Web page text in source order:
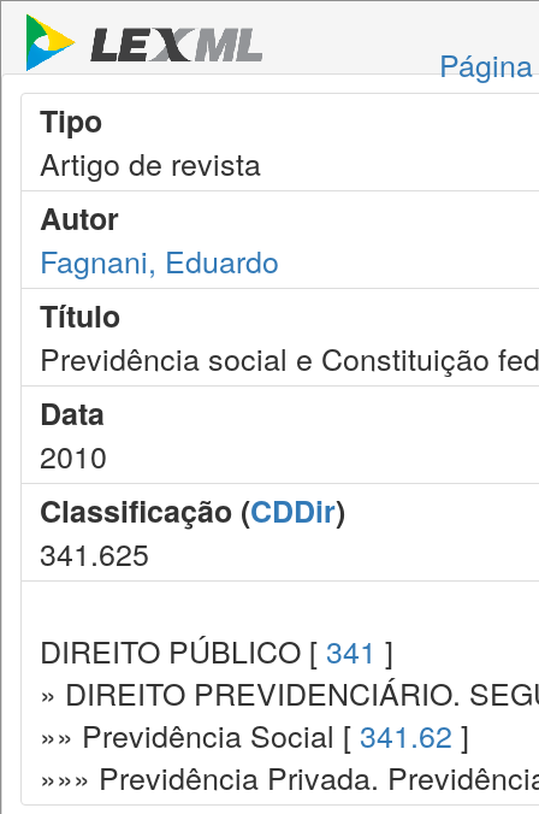
Tipo
Artigo de revista
Autor
Fagnani, Eduardo
Título
Previdência social e Constituição
Data
2010
Classificação (CDDir)
341.625
DIREITO PÚBLICO [ 341 ]
» DIREITO PREVIDENCIÁRIO.
»» Previdência Social [ 341.62 ]
»»» Previdência Privada.